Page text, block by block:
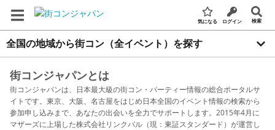
気になる ログイン 検索
全国の地域から街コン（全イベント）を探す
街コンジャパンとは
街コンジャパンは、日本最大級の街コン・パーティー情報の総合ポータルサ
イトです。東京、大阪、名古屋をはじめ日本全国のイベント情報の検索から
参加申し込みまで、あなたの出会いを全力でサポートします。2015年4月に
マザーズに上場した株式会社リンクバル（現：東証スタンダード）が運営し